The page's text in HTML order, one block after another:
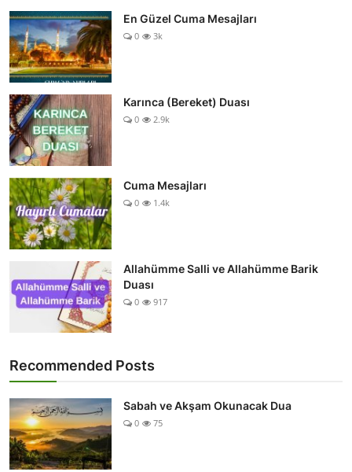
En Güzel Cuma Mesajları
0 3k
Karınca (Bereket) Duası
0 2.9k
Cuma Mesajları
0 1.4k
Allahümme Salli ve Allahümme Barik
Duası
0 917
Recommended Posts
Sabah ve Akşam Okunacak Dua
0 75